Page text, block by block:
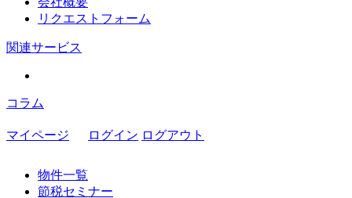
リクエストフォーム
関連サービス
コラム
マイページ ログイン ログアウト
物件一覧
節税セミナー